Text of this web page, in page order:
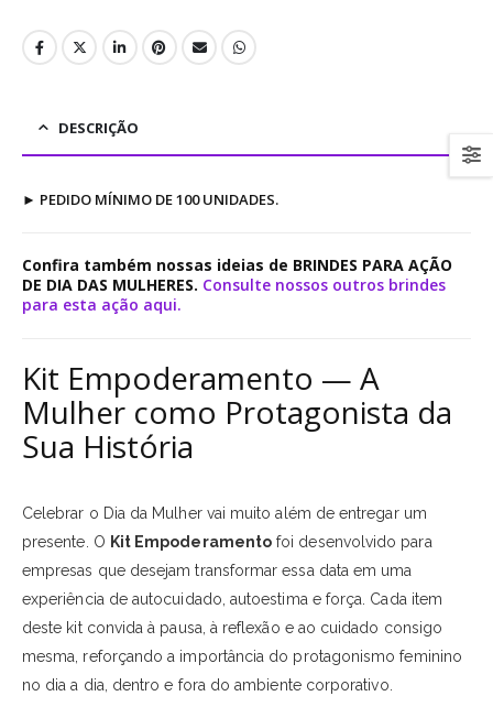
DESCRIÇÃO
► PEDIDO MÍNIMO DE 100 UNIDADES.
Confira também nossas ideias de BRINDES PARA AÇÃO
DE DIA DAS MULHERES. Consulte nossos outros brindes
para esta ação aqui.
Kit Empoderamento — A
Mulher como Protagonista da
Sua História
Celebrar o Dia da Mulher vai muito além de entregar um
presente. O Kit Empoderamento foi desenvolvido para
empresas que desejam transformar essa data em uma
experiência de autocuidado, autoestima e força. Cada item
deste kit convida à pausa, à reflexão e ao cuidado consigo
mesma, reforçando a importância do protagonismo feminino
no dia a dia, dentro e fora do ambiente corporativo.